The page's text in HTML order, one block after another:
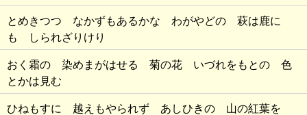
とめきつつ なかずもあるかな わがやどの 萩は鹿に
も しられざりけり
おく霜の 染めまがはせる 菊の花 いづれをもとの 色
とかは見む
ひねもすに 越えもやられず あしひきの 山の紅葉を